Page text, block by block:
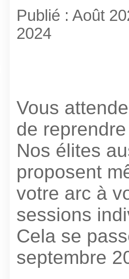
Publié : Août
2024
Vous
de
Nos élites
proposent
votre arc à
sessions
Cela se
septembre